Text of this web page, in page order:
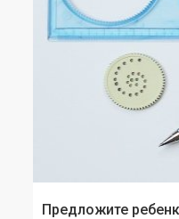
Предложите